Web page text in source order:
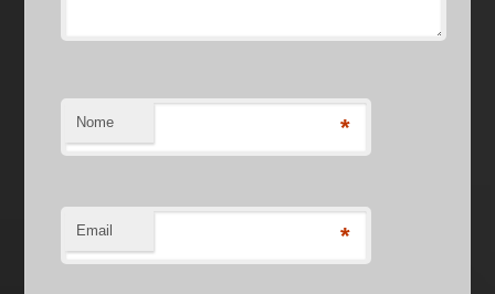
Nome *
Email *